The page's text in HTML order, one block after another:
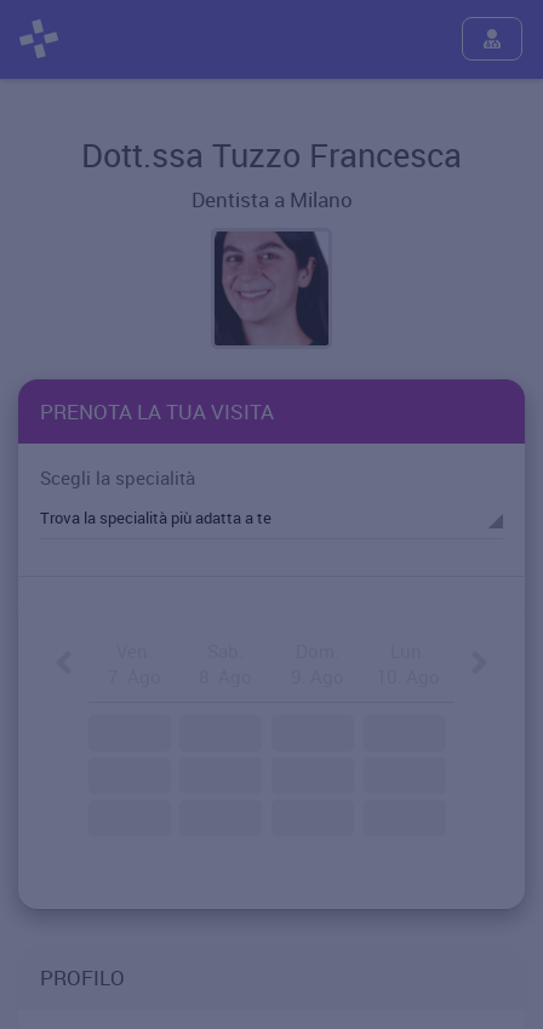
Dott.ssa Tuzzo Francesca
Dentista a Milano
PRENOTA LA TUA VISITA
Scegli la specialità
PROFILO